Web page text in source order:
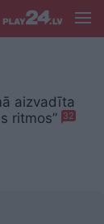
aizvadīta
ritmos” 32